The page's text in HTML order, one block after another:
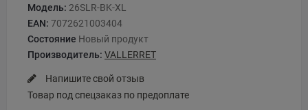
Модель: 26SLR-BK-XL
EAN: 7072621003404
Состояние Новый продукт
Производитель: VALLERRET
Напишите свой отзыв
Товар под спецзаказ по предоплате